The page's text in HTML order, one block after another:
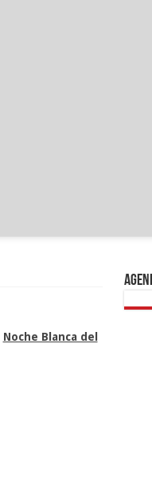
Noche Blanca del